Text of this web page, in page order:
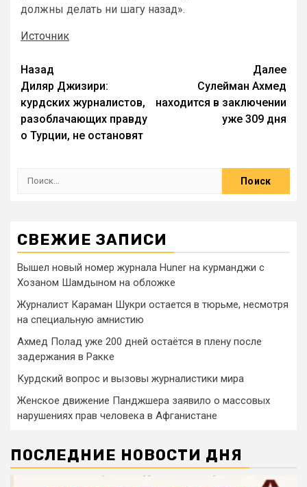
должны делать ни шагу назад».
Источник
Назад
Диляр Джизири:
курдских журналистов,
разоблачающих правду
о Турции, не остановят
Далее
Сулейман Ахмед
находится в заключении
уже 309 дня
СВЕЖИЕ ЗАПИСИ
Вышел новый номер журнала Huner на курманджи с
Хозаном Шамдыном на обложке
Журналист Караман Шукри остается в тюрьме, несмотря
на специальную амнистию
Ахмед Полад уже 200 дней остаётся в плену после
задержания в Ракке
Курдский вопрос и вызовы журналистики мира
Женское движение Панджшера заявило о массовых
нарушениях прав человека в Афганистане
ПОСЛЕДНИЕ НОВОСТИ ДНЯ